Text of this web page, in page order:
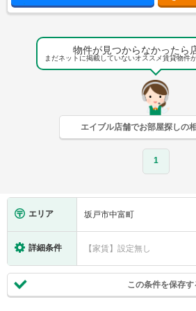
物件が見つからなかったら
まだネットに掲載していないオススメ賃貸物件
エイブル店舗でお部屋探しの
1
エリア 坂戸市中富町
詳細条件 【家賃】設定無し
この条件を保存す